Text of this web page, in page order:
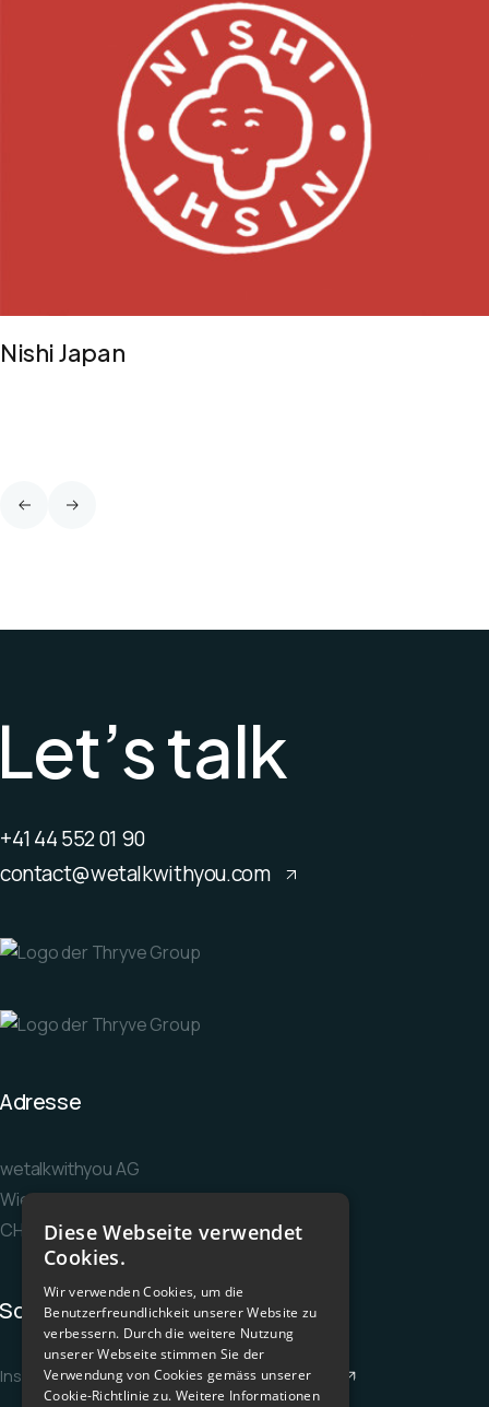
Nishi Japan
et’stalk
+41 44 552 01 90
contact@wetalkwithyou.com
Adresse
wetalkwithyou AG
Wiesenstrasse 36
CH-8952 Schlieren
Socials
Instagram Facebook LinkedIn YouTube
Diese Webseite verwendet
Cookies.
Wir verwenden Cookies, um die
Benutzerfreundlichkeit unserer Website zu
verbessern. Durch die weitere Nutzung
unserer Webseite stimmen Sie der
Verwendung von Cookies gemäss unserer
Cookie-Richtlinie zu. Weitere Informationen